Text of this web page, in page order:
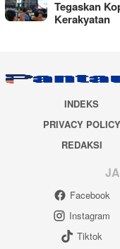
Tegaskan
Kerakyatan
INDEKS
PRIVACY POLICY
REDAKSI
Facebook
Instagram
Tiktok